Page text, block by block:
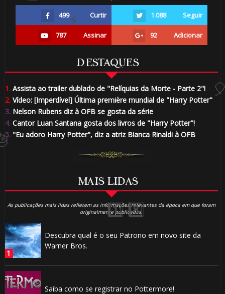
499 Curtir 1.088 Seguir
787 Assinar 92 Adicionar
DESTAQUES
1.Assista ao trailer dublado de "Relíquias da Morte - Parte 2"!
2.Vídeo: [Imperdível] Última première mundial de "Harry Potter"
3.Nelson Rubens diz à OFB se gosta da série
4.Cantor Luan Santana gosta dos livros de "Harry Potter"!
5."Eu adoro Harry Potter", diz a atriz Bianca Rinaldi à OFB
MAIS LIDAS
As publicações mais lidas refletem as informações relevantes da época em que foram
originalmente publicadas.
Descubra qual é o seu Patrono em novo site da
Warner Bros.
Saiba como se registrar no Pottermore!
1️⃣ 8️⃣
🎂
⚡
🎈